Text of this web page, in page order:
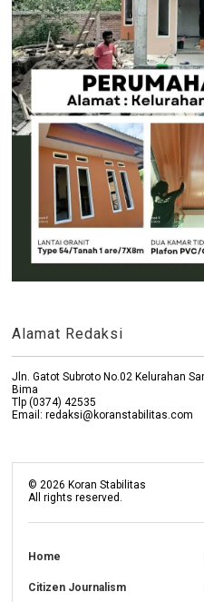
Alamat Redaksi
Jln. Gatot Subroto No.02 Kelurahan
Bima
Tlp (0374) 42535
Email: redaksi@koranstabilitas.com
©2026 Koran Stabilitas
All rights reserved.
Home
Citizen Journalism